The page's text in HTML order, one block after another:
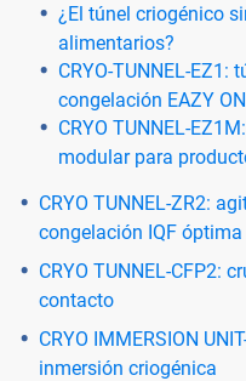
¿El túnel criogénico
alimentarios?
CRYO-TUNNEL-EZ1:
congelación EAZY
CRYO TUNNEL-
modular para
CRYO TUNNEL-ZR2:
congelación IQF óptima
CRYO TUNNEL-CFP2:
contacto
CRYO IMMERSION
inmersión criogénica